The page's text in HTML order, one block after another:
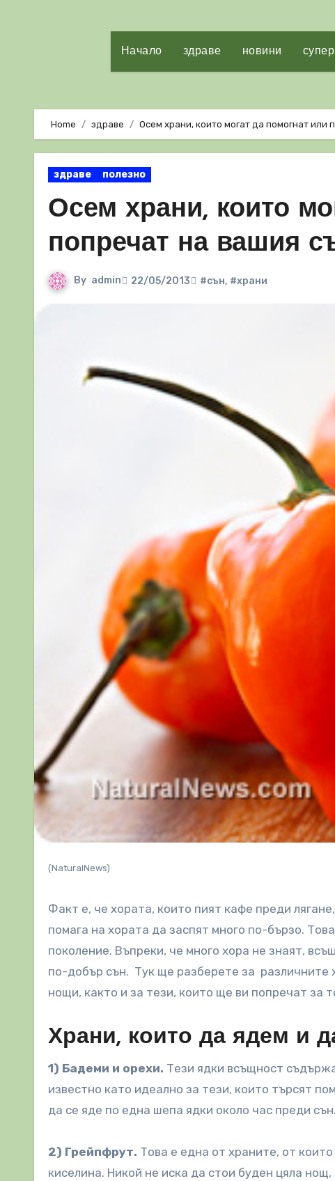
Начало здраве новини
Home здраве Осем храни, които могат да помогнат или
здраве полезно
Осем храни, които
попречат на вашия
By admin 22/05/2013 #сън, #храни
(NaturalNews)
Факт е, че хората, които пият кафе преди
помага на хората да заспят много по-бързо.
поколение. Въпреки, че много хора не знаят,
по-добър сън. Тук ще разберете за различните
нощи, както и за тези, които ще ви попречат за
Храни, които да ядем и
1) Бадеми и орехи. Тези ядки всъщност
известно като идеално за тези, които търсят
да се яде по една шепа ядки около час преди сън.
2) Грейпфрут. Това е една от храните, от
киселина. Никой не иска да стои буден цяла